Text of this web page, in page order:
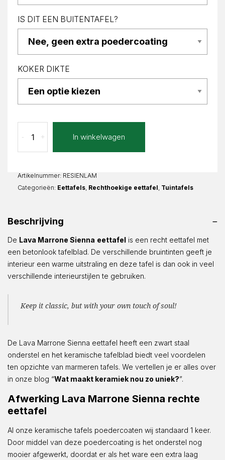
IS DIT EEN BUITENTAFEL?
KOKER DIKTE
Marrone
Sienna
aantal
+
- In winkelwagen
Artikelnummer: RESIENLAM
Categorieën: Eettafels Rechthoekige eettafel Tuintafels
Beschrijving
De Lava Marrone Sienna eettafel is een recht eettafel met
een betonlook tafelblad. De verschillende bruintinten geeft je
interieur een warme uitstraling en deze tafel is dan ook in veel
verschillende interieurstijlen te gebruiken.
Keep it classic, but with your own touch of soul!
De Lava Marrone Sienna eettafel heeft een zwart staal
onderstel en het keramische tafelblad biedt veel voordelen
ten opzichte van marmeren tafels. We vertellen je er alles over
in onze blog “Wat maakt keramiek nou zo uniek?”.
Afwerking Lava Marrone Sienna rechte
eettafel
Al onze keramische tafels poedercoaten wij standaard 1 keer.
Door middel van deze poedercoating is het onderstel nog
mooier afgewerkt, doordat er als het ware een extra laag